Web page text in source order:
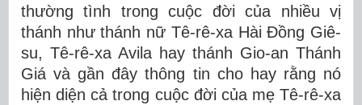
thường tình trong cuộc đời của nhiều vị
thánh như thánh nữ Tê-rê-xa Hài Đồng Giê-
su, Tê-rê-xa Avila hay thánh Gio-an Thánh
Giá và gần đây thông tin cho hay rằng nó
hiện diện cả trong cuộc đời của mẹ Tê-rê-xa